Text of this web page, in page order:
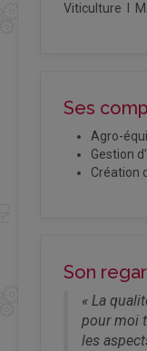
Viticulture I
Ses
Agro-
Gestion
Création
Son
« La
pour moi
les